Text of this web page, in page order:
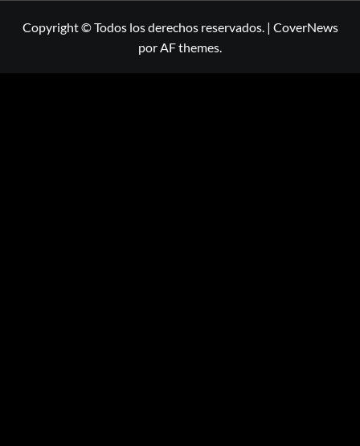
Copyright © Todos los derechos reservados. | CoverNews
por AF themes.